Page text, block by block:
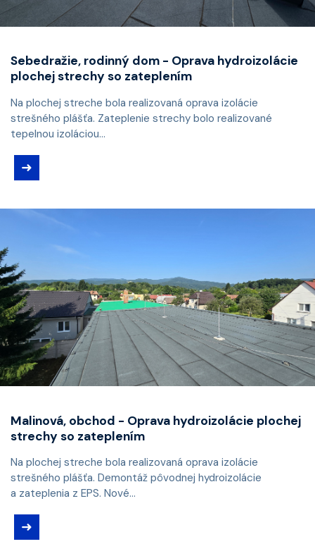
Sebedražie, rodinný dom - Oprava hydroizolácie
plochej strechy so zateplením
Na plochej streche bola realizovaná oprava izolácie
strešného plášťa. Zateplenie strechy bolo realizované
tepelnou izoláciou...
➜
Malinová, obchod - Oprava hydroizolácie plochej
strechy so zateplením
Na plochej streche bola realizovaná oprava izolácie
strešného plášťa. Demontáž pôvodnej hydroizolácie
a zateplenia z EPS. Nové...
➜